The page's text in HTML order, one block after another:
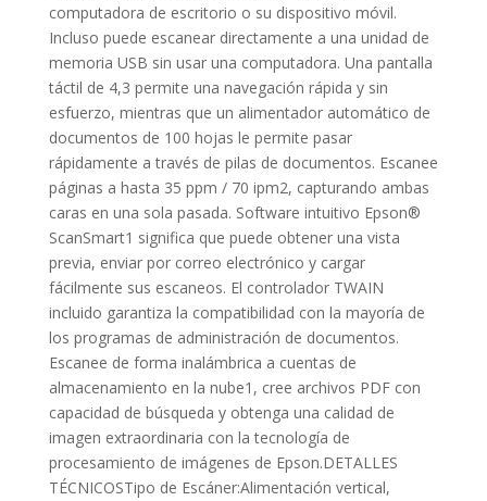
computadora de escritorio o su dispositivo móvil.
Incluso puede escanear directamente a una unidad de
memoria USB sin usar una computadora. Una pantalla
táctil de 4,3 permite una navegación rápida y sin
esfuerzo, mientras que un alimentador automático de
documentos de 100 hojas le permite pasar
rápidamente a través de pilas de documentos. Escanee
páginas a hasta 35 ppm / 70 ipm2, capturando ambas
caras en una sola pasada. Software intuitivo Epson®
ScanSmart1 significa que puede obtener una vista
previa, enviar por correo electrónico y cargar
fácilmente sus escaneos. El controlador TWAIN
incluido garantiza la compatibilidad con la mayoría de
los programas de administración de documentos.
Escanee de forma inalámbrica a cuentas de
almacenamiento en la nube1, cree archivos PDF con
capacidad de búsqueda y obtenga una calidad de
imagen extraordinaria con la tecnología de
procesamiento de imágenes de Epson.DETALLES
TÉCNICOSTipo de Escáner:Alimentación vertical,